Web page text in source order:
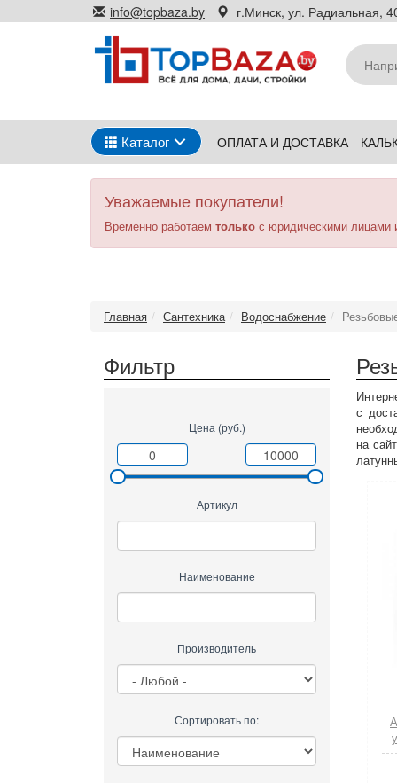
к
info@topbaza.by г.Минск, ул. Радиальная,
Каталог ОПЛАТА И ДОСТАВКА
Уважаемые покупатели!
Временно работаем только с юридическими лицами
Главная Сантехника Водоснабжение
с
на
Фильтр
Цена (руб.)
Артикул
Наименование
Производитель
Сортировать по: